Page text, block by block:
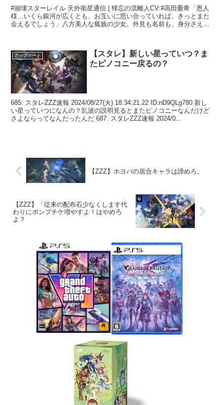
#崩壊スターレイル 天外衛星通信 | 帰忘の流離人CV:#高田憂希「恩人
様…いくら銀河が広くとも、お互いに思い合っていれば、きっとまた
会えるでしょう」八方美人な狐族の少女。外見も名前も、身分さえも
アップデート
【スタレ】新しい星っていつ？ま
たピノコニー戻るの？
685: スタレZZZ速報 2024/08/27(火) 18:34:21.22 ID:nD9QLg780 新し
い星っていつになんの？乱波の説明見るとまたピノコニーなんだけど
さよならってなんだったんだ 687: スタレZZZ速報 2024/0...
【ZZZ】ホヨバの居合キャラは諦めろ。
【ZZZ】「従来の配布石少なくします代
わりにボンプチケ増やすよ！はやめろ
よ？